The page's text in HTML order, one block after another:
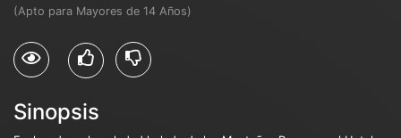
(Apto para Mayores de 14 Años)
Sinopsis